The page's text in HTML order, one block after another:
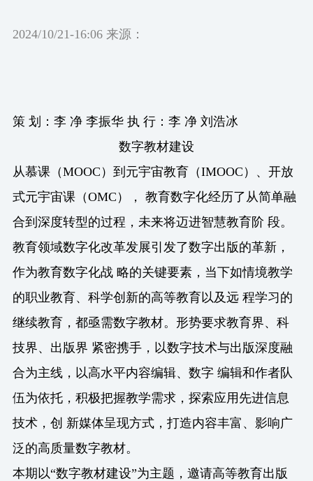
2024/10/21-16:06 来源：
策 划：李 净 李振华 执 行：李 净 刘浩冰
数字教材建设
从慕课（MOOC）到元宇宙教育（IMOOC）、开放
式元宇宙课（OMC）， 教育数字化经历了从简单融
合到深度转型的过程，未来将迈进智慧教育阶 段。
教育领域数字化改革发展引发了数字出版的革新，
作为教育数字化战 略的关键要素，当下如情境教学
的职业教育、科学创新的高等教育以及远 程学习的
继续教育，都亟需数字教材。形势要求教育界、科
技界、出版界 紧密携手，以数字技术与出版深度融
合为主线，以高水平内容编辑、数字 编辑和作者队
伍为依托，积极把握教学需求，探索应用先进信息
技术，创 新媒体呈现方式，打造内容丰富、影响广
泛的高质量数字教材。
本期以“数字教材建设”为主题，邀请高等教育出版